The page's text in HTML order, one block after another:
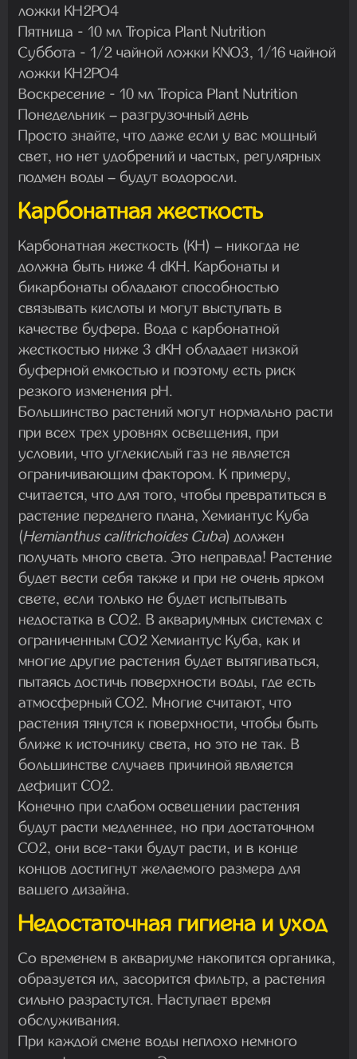
ложки KH2PO4
Пятница - 10 мл Tropica Plant Nutrition
Суббота - 1/2 чайной ложки KNO3, 1/16 чайной
ложки KH2PO4
Воскресение - 10 мл Tropica Plant Nutrition
Понедельник – разгрузочный день
Просто знайте, что даже если у вас мощный
свет, но нет удобрений и частых, регулярных
подмен воды – будут водоросли.
Карбонатная жесткость
Карбонатная жесткость (KH) – никогда не
должна быть ниже 4 dKH. Карбонаты и
бикарбонаты обладают способностью
связывать кислоты и могут выступать в
качестве буфера. Вода с карбонатной
жесткостью ниже 3 dKH обладает низкой
буферной емкостью и поэтому есть риск
резкого изменения pH.
Большинство растений могут нормально расти
при всех трех уровнях освещения, при
условии, что углекислый газ не является
ограничивающим фактором. К примеру,
считается, что для того, чтобы превратиться в
растение переднего плана, Хемиантус Куба
(Hemianthus calitrichoides Cuba) должен
получать много света. Это неправда! Растение
будет вести себя также и при не очень ярком
свете, если только не будет испытывать
недостатка в CO2. В аквариумных системах с
ограниченным CO2 Хемиантус Куба, как и
многие другие растения будет вытягиваться,
пытаясь достичь поверхности воды, где есть
атмосферный CO2. Многие считают, что
растения тянутся к поверхности, чтобы быть
ближе к источнику света, но это не так. В
большинстве случаев причиной является
дефицит CO2.
Конечно при слабом освещении растения
будут расти медленнее, но при достаточном
CO2, они все-таки будут расти, и в конце
концов достигнут желаемого размера для
вашего дизайна.
Недостаточная гигиена и уход
Со временем в аквариуме накопится органика,
образуется ил, засорится фильтр, а растения
сильно разрастутся. Наступает время
обслуживания.
При каждой смене воды неплохо немного